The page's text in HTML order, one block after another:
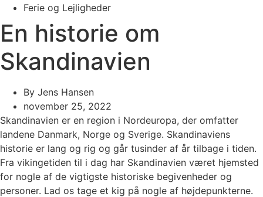
Ferie og Lejligheder
En historie om
Skandinavien
By Jens Hansen
november 25, 2022
Skandinavien er en region i Nordeuropa, der omfatter
landene Danmark, Norge og Sverige. Skandinaviens
historie er lang og rig og går tusinder af år tilbage i tiden.
Fra vikingetiden til i dag har Skandinavien været hjemsted
for nogle af de vigtigste historiske begivenheder og
personer. Lad os tage et kig på nogle af højdepunkterne.